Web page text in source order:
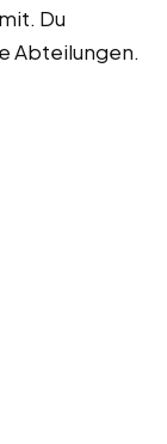
Du
Abteilungen.